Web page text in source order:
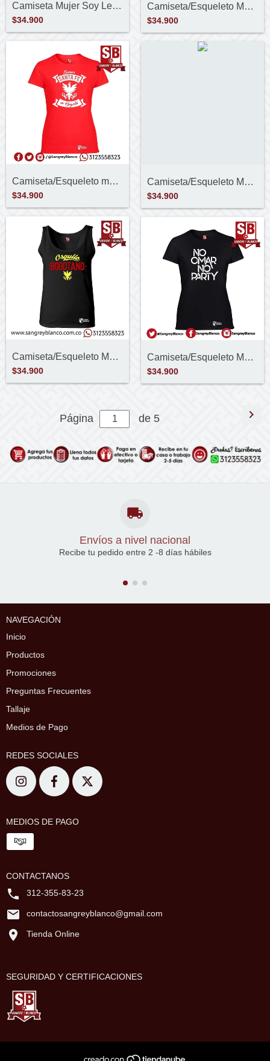
Camiseta Mujer Soy León ,soy Campeón
$34.900
Camiseta/Esqueleto Mujer Soy del León
$34.900
Camiseta/Esqueleto mujer Somos Santa Fe
$34.900
Camiseta/Esqueleto Mujer Primer Campeón
$34.900
Camiseta/Esqueleto Mujer Orgullo Bogotan...
$34.900
Camiseta/Esqueleto Mujer No Omar No Part...
$34.900
Página de 5
Envíos a nivel nacional
Recibe tu pedido entre 2 -8 días hábiles
NAVEGACIÓN
Inicio
Productos
Promociones
Preguntas Frecuentes
Tallaje
Medios de Pago
REDES SOCIALES
MEDIOS DE PAGO
CONTACTANOS
312-355-83-23
contactosangreyblanco@gmail.com
Tienda Online
SEGURIDAD Y CERTIFICACIONES